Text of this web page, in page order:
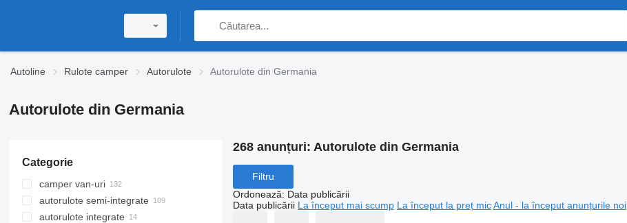
Autoline Rulote camper Autorulote Autorulote din Germania
Autorulote din Germania
Categorie
camper van-uri
autorulote semi-integrate
autorulote integrate
268 anunțuri: Autorulote din Germania
Filtru
Ordonează: Data publicării
Data publicării La început mai scump La început la preț mic Anul - la început anunțurile noi